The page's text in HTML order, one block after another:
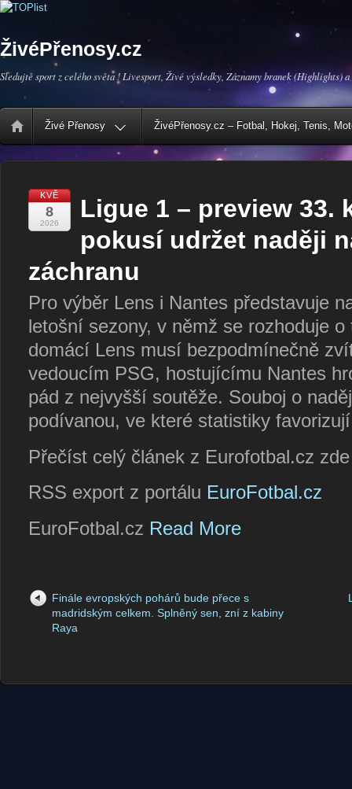
ŽivéPřenosy.cz
Sledujte sport z celého světa ! Livesport, Živé výsledky, Záznamy branek (Highlights) a
Živé Přenosy ŽivéPřenosy.cz – Fotbal, Hokej, Tenis,
KVĚ
8
2026
Ligue 1 – preview 33.
pokusí udržet naději
záchranu
Pro výběr Lens i Nantes představuje
letošní sezony, v němž se rozhoduje
domácí Lens musí bezpodmínečně
vedoucím PSG, hostujícímu Nantes
pád z nejvyšší soutěže. Souboj o
podívanou, ve které statistiky
Přečíst celý článek z Eurofotbal.cz
RSS export z portálu EuroFotbal.cz
EuroFotbal.cz Read More
Finále evropských pohárů bude přece s
madridským celkem. Splněný sen, zní z kabiny
Raya